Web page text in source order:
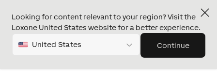
Looking for content relevant to your region? Visit the
Loxone United States website for a better experience.
United States Continue